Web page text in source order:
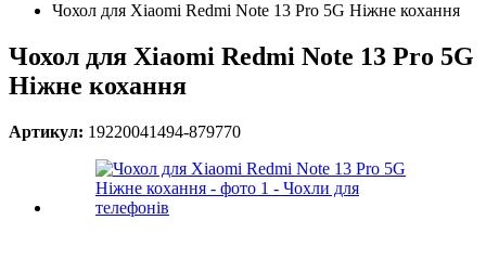
Чохол для Xiaomi Redmi Note 13 Pro 5G Ніжне кохання
Чохол для Xiaomi Redmi Note 13 Pro 5G
Ніжне кохання
Артикул: 19220041494-879770